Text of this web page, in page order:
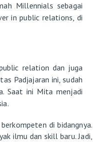
Millennials sebagai
in public relations, di
relation dan juga
Padjajaran ini, sudah
Saat ini Mita menjadi
di bidangnya.
ilmu dan skill baru. Jadi,